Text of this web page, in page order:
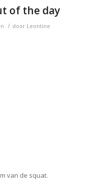
of the day
/ door Leontine
van de squat.